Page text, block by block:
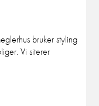
bruker styling
Vi siterer